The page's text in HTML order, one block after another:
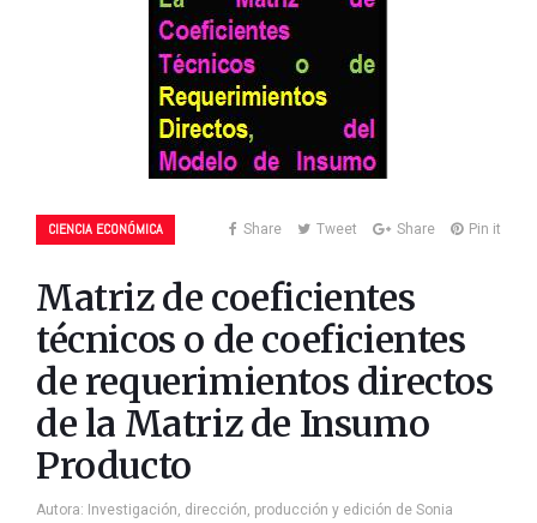
CIENCIA ECONÓMICA Share Tweet Share Pin it
Matriz de coeficientes
técnicos o de coeficientes
de requerimientos directos
de la Matriz de Insumo
Producto
Autora: Investigación, dirección, producción y edición de Sonia